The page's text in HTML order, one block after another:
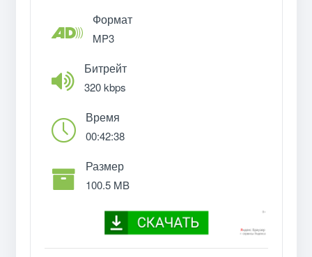
Формат
MP3
Битрейт
320 kbps
Время
00:42:38
Размер
100.5 MB